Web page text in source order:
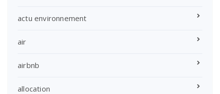
actu environnement
air
airbnb
allocation